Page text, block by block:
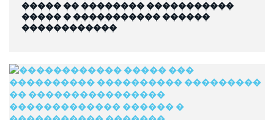
����� �� �������� �����������
����� � ����������� ������
������������